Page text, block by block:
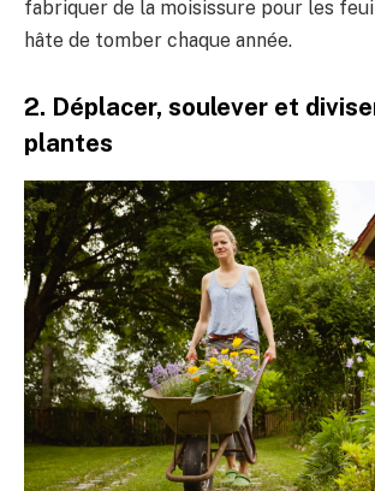
fabriquer de la moisissure pour les
hâte de tomber chaque année.
2. Déplacer, soulever et
plantes